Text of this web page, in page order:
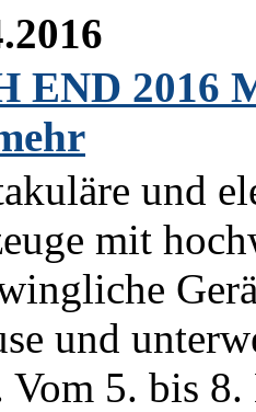
END 2016
und
mit
und
Vom 5. bis